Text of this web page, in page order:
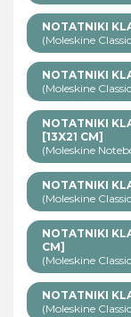
NOTATNIKI
(Moleskine
NOTATNIKI
(Moleskine
NOTATNIKI
[13X21 CM]
(Moleskine
NOTATNIKI
(Moleskine
NOTATNIKI
CM]
(Moleskine
NOTATNIKI
(Moleskine